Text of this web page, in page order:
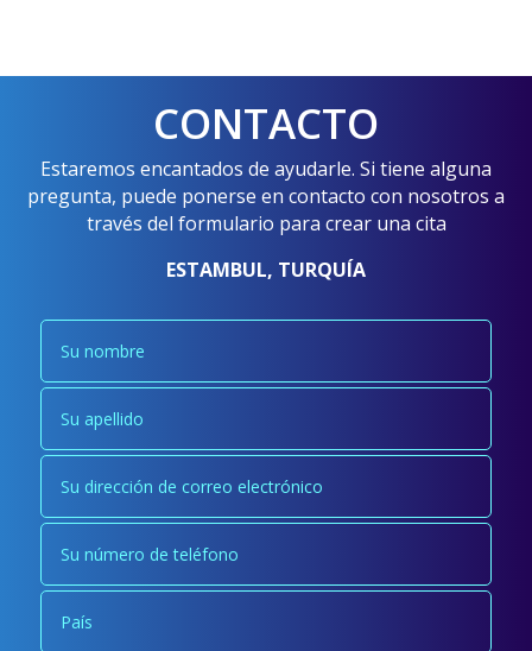
CONTACTO
Estaremos encantados de ayudarle. Si tiene alguna
pregunta, puede ponerse en contacto con nosotros a
través del formulario para crear una cita
ESTAMBUL, TURQUÍA